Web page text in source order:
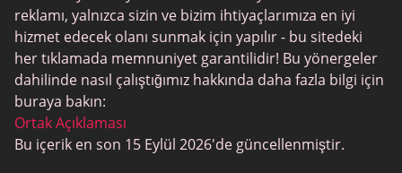
Siyah Tarihleme Siteleri
SugarDaddyMeet
LatinAmericanCupid
CatholicMatch
reklamı, yalnızca sizin ve bizim ihtiyaçlarımıza en iyi
hizmet edecek olanı sunmak için yapılır - bu sitedeki
her tıklamada memnuniyet garantilidir! Bu yönergeler
dahilinde nasıl çalıştığımız hakkında daha fazla bilgi için
buraya bakın:
Ortak Açıklaması
Bu içerik en son 15 Eylül 2026'de güncellenmiştir.